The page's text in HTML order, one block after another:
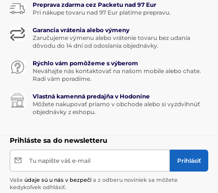
Preprava zdarma cez Packetu nad 97 Eur
Pri nákupe tovaru nad 97 Eur platíme prepravu.
Garancia vrátenia alebo výmeny
Zaručujeme výmenu alebo vrátenie tovaru bez udania
dôvodu do 14 dní od odoslania objednávky.
Rýchlo vám pomôžeme s výberom
Neváhajte nás kontaktovať na našom mobile alebo chate.
Radi vám poradíme.
Vlastná kamenná predajňa v Hodoníne
Môžete nakupovať priamo v obchode alebo si vyzdvihnúť
objednávky z eshopu.
Prihláste sa do newsletteru
Tu napíšte váš e-mail Prihlásiť
Vaše údaje sú u nás v bezpečí a z odberu noviniek sa môžete
kedykoľvek odhlásiť.